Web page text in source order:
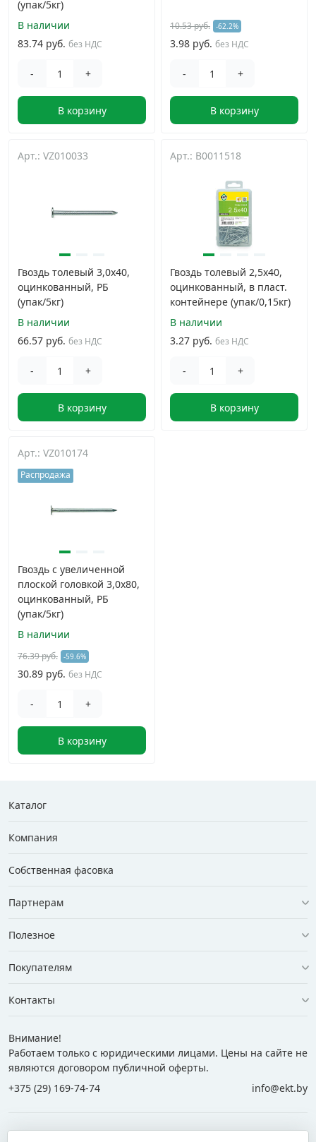
(упак/5кг)
В наличии
83.74 руб. без НДС
- +
В корзину
10.53 руб. -62.2%
3.98 руб. без НДС
- +
В корзину
Арт.: VZ010033
Гвоздь толевый 3,0х40,
оцинкованный, РБ
(упак/5кг)
В наличии
66.57 руб. без НДС
- +
В корзину
Арт.: B0011518
Гвоздь толевый 2,5х40,
оцинкованный, в пласт.
контейнере (упак/0,15кг)
В наличии
3.27 руб. без НДС
- +
В корзину
Арт.: VZ010174
Распродажа
Гвоздь с увеличенной
плоской головкой 3,0х80,
оцинкованный, РБ
(упак/5кг)
В наличии
76.39 руб. -59.6%
30.89 руб. без НДС
- +
В корзину
Каталог
Компания
Собственная фасовка
Партнерам
Полезное
Покупателям
Контакты
Внимание!
Работаем только с юридическими лицами. Цены на сайте не
являются договором публичной оферты.
+375 (29) 169-74-74
info@ekt.by